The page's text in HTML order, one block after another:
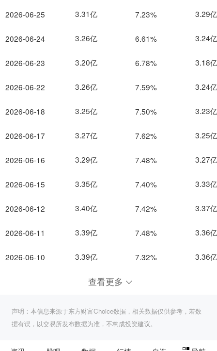
2026-06-25
2026-06-24
2026-06-23
2026-06-22
2026-06-18
2026-06-17
2026-06-16
2026-06-15
2026-06-12
2026-06-11
2026-06-10
3.31亿 7.23% 3.29亿
3.26亿 6.61% 3.24亿
3.20亿 6.78% 3.18亿
3.26亿 7.59% 3.24亿
3.25亿 7.50% 3.23亿
3.27亿 7.62% 3.25亿
3.29亿 7.48% 3.27亿
3.35亿 7.40% 3.33亿
3.40亿 7.42% 3.37亿
3.39亿 7.48% 3.36亿
3.39亿 7.32% 3.36亿
查看更多
声明：本信息来源于东方财富Choice数据，相关数据仅供参考，若数
据有误，以交易所发布数据为准，不构成投资建议。